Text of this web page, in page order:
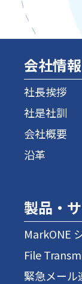
会社情報
社長挨拶
社是社訓
会社概要
沿革
製品・
MarkONE
File
緊急メール